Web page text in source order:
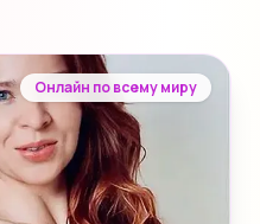
Онлайн по всему миру